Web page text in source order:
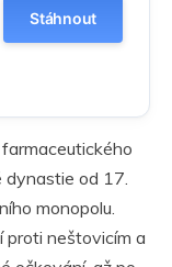
Stáhnout
dynastie od 17.
monopolu.
proti neštovicím a